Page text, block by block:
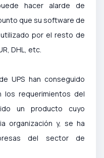
hacer alarde de
que su software de
por el resto de
DHL, etc.
UPS han conseguido
los requerimientos del
un producto cuyo
organización y, se ha
del sector de